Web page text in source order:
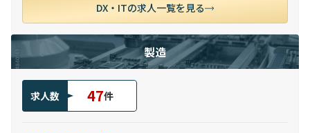
DX・ITの求人一覧を見る
製造
求人数 47件